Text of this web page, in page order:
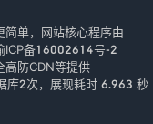
简单，网站核心程序由
ICP备16002614号-2
高防CDN等提供
库2次， 展现耗时 6.963 秒